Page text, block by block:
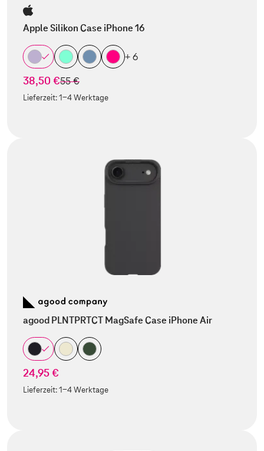
Apple Silikon Case iPhone 16
+ 6
38,50 €statt
55 €
Lieferzeit:1-4 Werktage
agood PLNTPRTCT MagSafe Case iPhone Air
24,95 €
Lieferzeit:1-4 Werktage